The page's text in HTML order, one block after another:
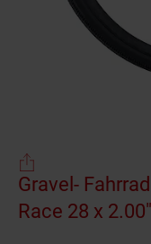
Gravel-